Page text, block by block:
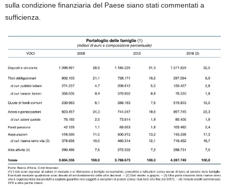
sulla condizione finanziaria del Paese siano stati commentati a
sufficienza.